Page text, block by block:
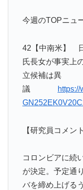
今週のTOPニュ
42【中南米】
氏長女が事実上
立候補は異
議
【研究員コメント
コロンビアに続
が決定。予定通
バを締め上げる